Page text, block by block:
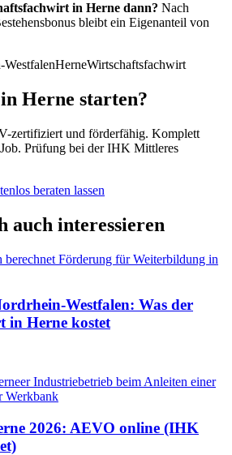
in Herne dann? Nach
bleibt ein Eigenanteil von
HerneWirtschaftsfachwirt
Herne starten?
zertifiziert und förderfähig. Komplett
Prüfung bei der IHK Mittleres
beraten lassen
auch interessieren
Westfalen: Was der
in Herne kostet
2026: AEVO online (IHK